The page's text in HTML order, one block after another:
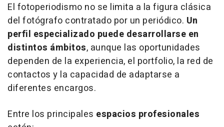
El fotoperiodismo no se limita a la figura clásica
del fotógrafo contratado por un periódico. Un
perfil especializado puede desarrollarse en
distintos ámbitos, aunque las oportunidades
dependen de la experiencia, el portfolio, la red de
contactos y la capacidad de adaptarse a
diferentes encargos.
Entre los principales espacios profesionales